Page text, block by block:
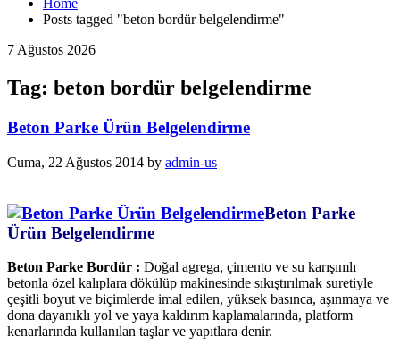
Home
Posts tagged "beton bordür belgelendirme"
7 Ağustos 2026
Tag: beton bordür belgelendirme
Beton Parke Ürün Belgelendirme
Cuma, 22 Ağustos 2014 by admin-us
Beton Parke
Ürün Belgelendirme
Beton Parke Bordür : Doğal agrega, çimento ve su karışımlı
betonla özel kalıplara dökülüp makinesinde sıkıştırılmak suretiyle
çeşitli boyut ve biçimlerde imal edilen, yüksek basınca, aşınmaya ve
dona dayanıklı yol ve yaya kaldırım kaplamalarında, platform
kenarlarında kullanılan taşlar ve yapıtlara denir.